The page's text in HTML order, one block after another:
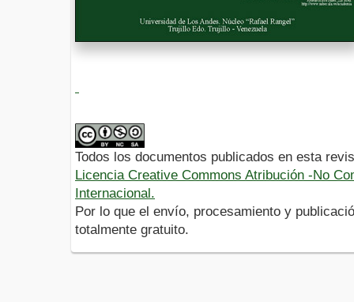
Todos los documentos publicados en esta
Licencia Creative Commons Atribución -No
Internacional.
Por lo que el envío, procesamiento y
totalmente gratuito.